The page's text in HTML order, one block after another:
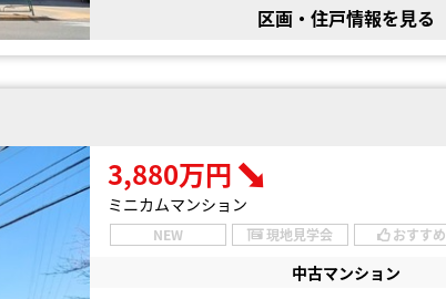
区画・住戸情報を見る
3,880万円
ミニカムマンション
NEW 現地見学会 おすすめ
中古マンション